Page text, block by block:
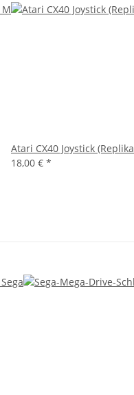
Atari CX40 Joystick
18,00 € *